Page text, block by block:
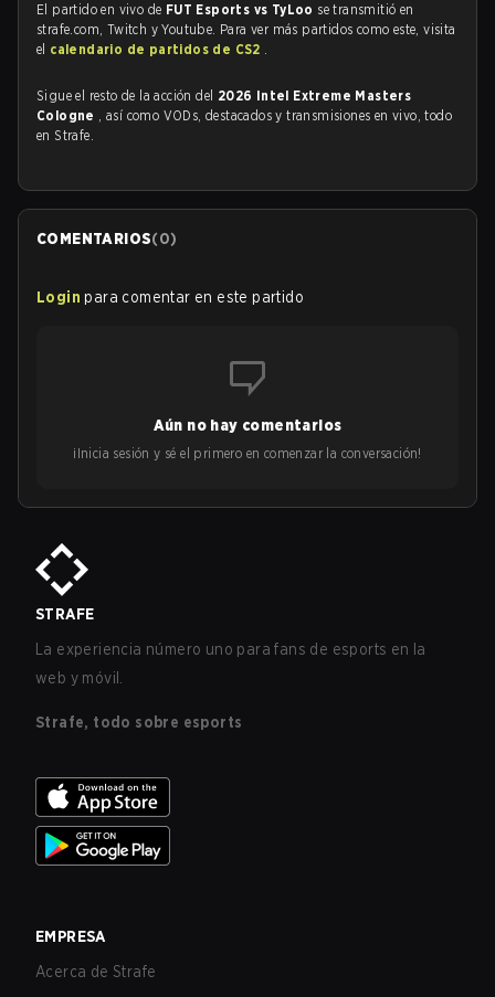
El partido en vivo de FUT Esports vs TyLoo se transmitió en
strafe.com, Twitch y Youtube. Para ver más partidos como este, visita
el calendario de partidos de CS2 .
Sigue el resto de la acción del 2026 Intel Extreme Masters
Cologne , así como VODs, destacados y transmisiones en vivo, todo
en Strafe.
COMENTARIOS(0)
Login para comentar en este partido
Aún no hay comentarios
¡Inicia sesión y sé el primero en comenzar la conversación!
STRAFE
La experiencia número uno para fans de esports en la
web y móvil.
Strafe, todo sobre esports
EMPRESA
Acerca de Strafe